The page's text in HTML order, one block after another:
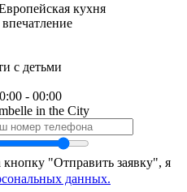
кухня
с детьми
- 00:00
in the City
"Отправить заявку", я
данных.